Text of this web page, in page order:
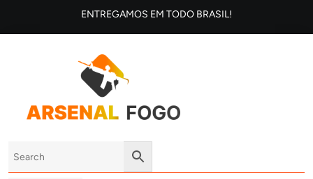
ENTREGAMOS EM TODO BRASIL!